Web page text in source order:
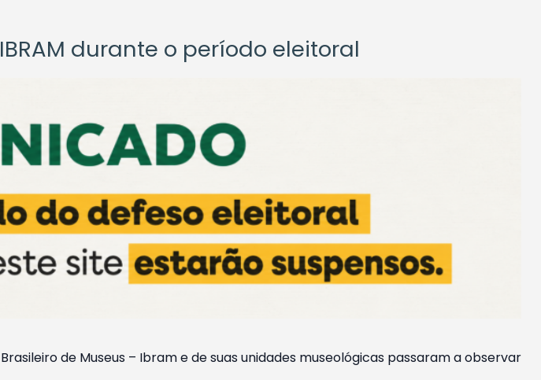
durante o período eleitoral
de Museus – Ibram e de suas unidades museológicas passaram a observar